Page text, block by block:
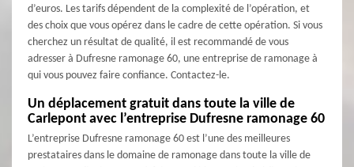
d’euros. Les tarifs dépendent de la complexité de l’opération, et
des choix que vous opérez dans le cadre de cette opération. Si vous
cherchez un résultat de qualité, il est recommandé de vous
adresser à Dufresne ramonage 60, une entreprise de ramonage à
qui vous pouvez faire confiance. Contactez-le.
Un déplacement gratuit dans toute la ville de
Carlepont avec l’entreprise Dufresne ramonage 60
L’entreprise Dufresne ramonage 60 est l’une des meilleures
prestataires dans le domaine de ramonage dans toute la ville de